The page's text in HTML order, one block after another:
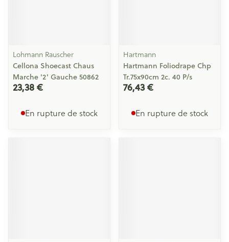
Lohmann Rauscher
Cellona Shoecast Chaus
Marche '2' Gauche 50862
23,38 €
En rupture de stock
Hartmann
Hartmann Foliodrape Chp
Tr.75x90cm 2c. 40 P/s
76,43 €
En rupture de stock